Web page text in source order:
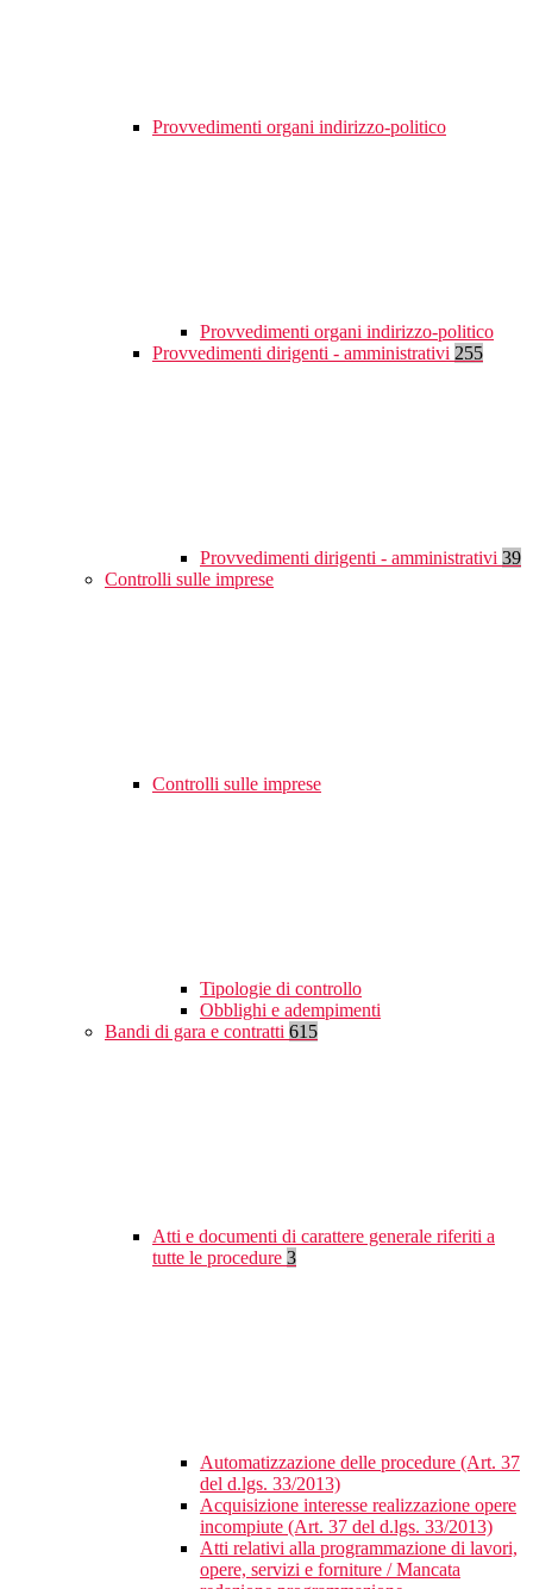
Provvedimenti organi indirizzo-politico
Provvedimenti organi indirizzo-politico
Provvedimenti dirigenti - amministrativi 255
Provvedimenti dirigenti - amministrativi 39
Controlli sulle imprese
Controlli sulle imprese
Tipologie di controllo
Obblighi e adempimenti
Bandi di gara e contratti 615
Atti e documenti di carattere generale riferiti a
tutte le procedure 3
Automatizzazione delle procedure (Art. 37
del d.lgs. 33/2013)
Acquisizione interesse realizzazione opere
incompiute (Art. 37 del d.lgs. 33/2013)
Atti relativi alla programmazione di lavori,
opere, servizi e forniture / Mancata